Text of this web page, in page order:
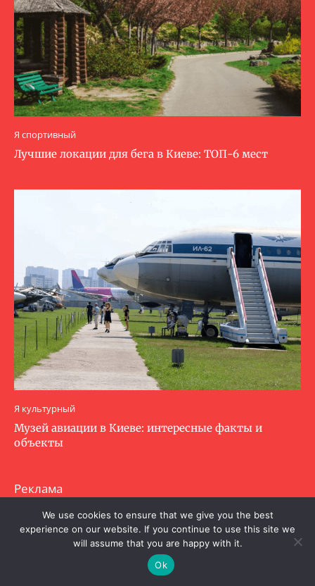
Я спортивный
Лучшие локации для бега в Киеве: ТОП-6 мест
Я культурный
Музей авиации в Киеве: интересные факты и
объекты
Реклама
Авторы
Издание входит в медиагруппуMistoOnline
We use cookies to ensure that we give you the best
experience on our website. If you continue to use this site we
will assume that you are happy with it.
Ok